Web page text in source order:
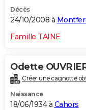
Décès
24/10/2008 à
Famille TAINE
Odette
Créer une cagnotte
Naissance
18/06/1934 à Cahors